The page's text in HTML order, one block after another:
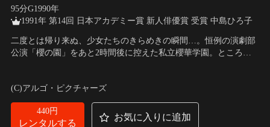
95分G1990年
1991年 第14回 日本アカデミー賞 新人俳優賞 受賞 中島ひろ子
二度とは帰り来ぬ、少女たちのきらめきの瞬間…。恒例の演劇部
公演「櫻の園」をあと2時間後に控えた私立櫻華学園。ところ
る。しかし、演劇部顧問の里見先生の活躍でどうにか最悪の事態
は回避された。
(C)アルゴ・ピクチャーズ
440円
レンタルする
お気に入りに追加